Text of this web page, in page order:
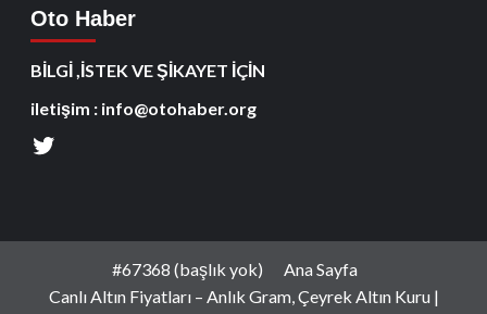
Oto Haber
BİLGİ ,İSTEK VE ŞİKAYET İÇİN
iletişim : info@otohaber.org
#67368 (başlık yok)
Ana Sayfa
Canlı Altın Fiyatları – Anlık Gram, Çeyrek Altın Kuru |